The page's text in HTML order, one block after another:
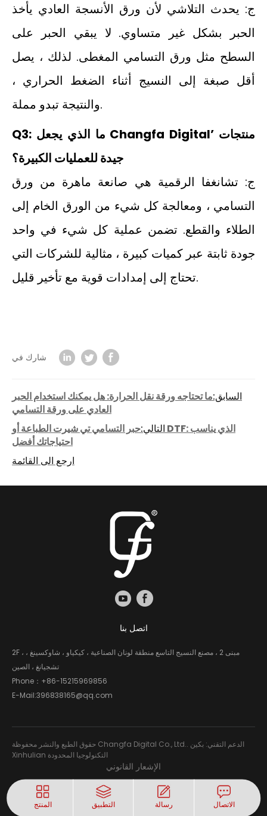
ج: يحدث التلاشي لأن ورق الأنسجة العادي يأخذ
الحبر بشكل غير متساوي. لا يبقي الحبر على
السطح مثل ورق التسامي المغطى. لذلك ، يصل
أقل صبغة إلى النسيج أثناء الضغط الحراري ،
والنتيجة تبدو مملة.
Q3: ما الذي يجعل Changfa Digital’ منتجات
جيدة للعمليات الكبيرة؟
ج: تشانغفا الرقمية هي صانعة ماهرة من ورق
التسامي ، ومعالجة كل شيء من الورق الخام إلى
الطلاء والقطع. تضمن عملية كل شيء في واحد
جودة ثابتة عبر كميات كبيرة ، مثالية للشركات التي
تحتاج إلى إمدادات قوية مع تأخير قليل.
شارك في
السابق:ما تحتاجه ورقة نقل الحرارة: هل يمكنك استخدام الحبر
العادي على ورقة التسامي
التالي:حبر التسامي تي شيرت الطباعة أو DTF: الذي يناسب
احتياجاتك أفضل
ارجع الى القائمة
اتصل بنا
2F ، مبنى 2 ، مصنع النسيج التاسع منطقة لونان الصناعية ، كيكياو ، شاوكسينغ ،
تشجيانغ ، الصين
Phone： +86-15215969856
E-Mail:396838165@qq.com
حقوق الطبع والنشر محفوظة Changfa Digital Co., Ltd.. الدعم التقني: بكين
Xinhulian التكنولوجيا المحدودة
الإشعار القانوني
المنتج التطبيق رسالة الاتصال